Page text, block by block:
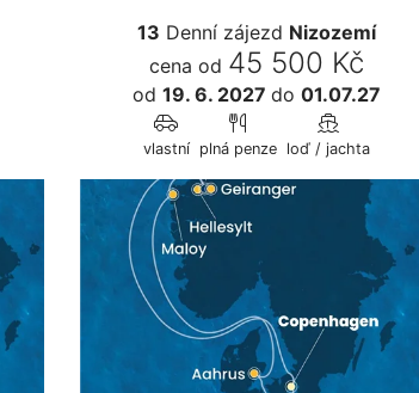
13 Denní zájezd Nizozemí
cena od 45 500 Kč
od 19. 6. 2027 do 01.07.27
vlastní plná penze loď / jachta